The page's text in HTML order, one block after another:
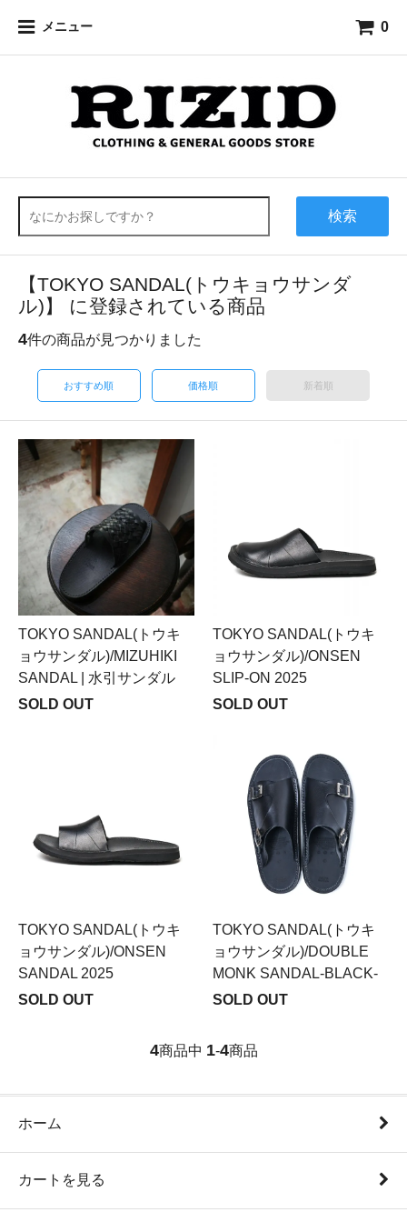
メニュー 0
検索
【TOKYO SANDAL(トウキョウサンダ
ル)】 に登録されている商品
4件の商品が見つかりました
おすすめ順 価格順 新着順
TOKYO SANDAL(トウキ
ョウサンダル)/MIZUHIKI
SANDAL | 水引サンダル
SOLD OUT
TOKYO SANDAL(トウキ
ョウサンダル)/ONSEN
SLIP-ON 2025
SOLD OUT
TOKYO SANDAL(トウキ
ョウサンダル)/ONSEN
SANDAL 2025
SOLD OUT
TOKYO SANDAL(トウキ
ョウサンダル)/DOUBLE
MONK SANDAL-BLACK-
SOLD OUT
4商品中 1-4商品
ホーム
カートを見る